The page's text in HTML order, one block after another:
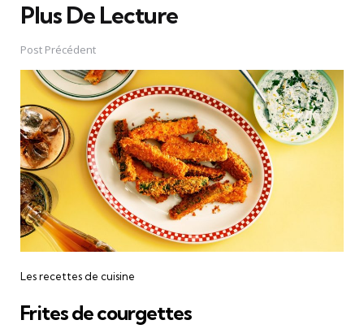
Plus De Lecture
Post
navigation
Post Précédent
Les recettes de cuisine
Frites de courgettes